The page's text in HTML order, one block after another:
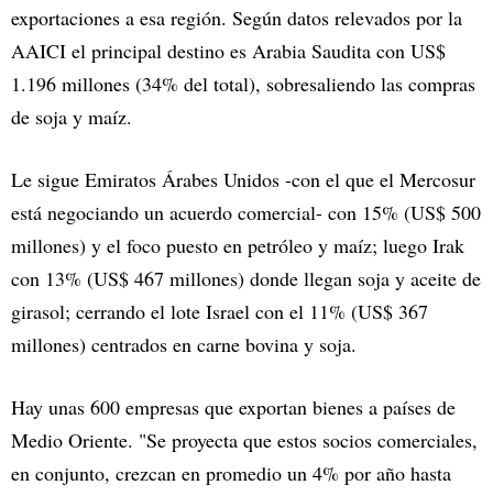
exportaciones a esa región. Según datos relevados por la
AAICI el principal destino es Arabia Saudita con US$
1.196 millones (34% del total), sobresaliendo las compras
de soja y maíz.
Le sigue Emiratos Árabes Unidos -con el que el Mercosur
está negociando un acuerdo comercial- con 15% (US$ 500
millones) y el foco puesto en petróleo y maíz; luego Irak
con 13% (US$ 467 millones) donde llegan soja y aceite de
girasol; cerrando el lote Israel con el 11% (US$ 367
millones) centrados en carne bovina y soja.
Hay unas 600 empresas que exportan bienes a países de
Medio Oriente. "Se proyecta que estos socios comerciales,
en conjunto, crezcan en promedio un 4% por año hasta